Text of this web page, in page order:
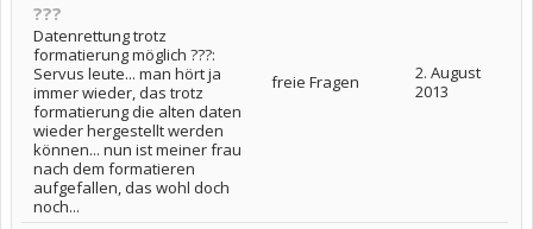
???
Datenrettung trotz
formatierung möglich ???:
Servus leute... man hört ja
immer wieder, das trotz
formatierung die alten daten
wieder hergestellt werden
können... nun ist meiner frau
nach dem formatieren
aufgefallen, das wohl doch
noch...
freie Fragen
2. August
2013